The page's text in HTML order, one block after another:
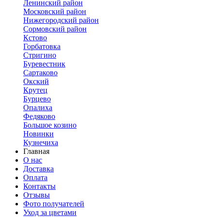
Ленинский район
Московский район
Нижегородский район
Сормовский район
Кстово
Горбатовка
Стригино
Буревестник
Сартаково
Окский
Крутец
Бурцево
Опалиха
Федяково
Большое козино
Новинки
Кузнечиха
Главная
О нас
Доставка
Оплата
Контакты
Отзывы
Фото получателей
Уход за цветами